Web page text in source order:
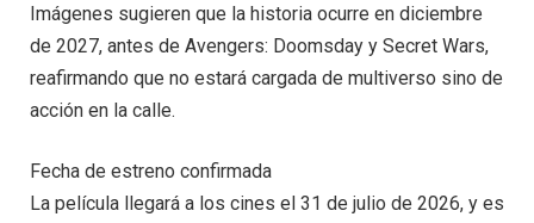
Imágenes sugieren que la historia ocurre en diciembre
de 2027, antes de Avengers: Doomsday y Secret Wars,
reafirmando que no estará cargada de multiverso sino de
acción en la calle.
Fecha de estreno confirmada
La película llegará a los cines el 31 de julio de 2026, y es